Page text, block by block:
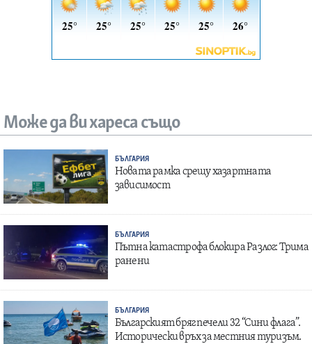
Може да ви хареса също
БЪЛГАРИЯ
Новата рамка срещу хазартната
зависимост
БЪЛГАРИЯ
Пътна катастрофа блокира Разлог: Трима
ранени
БЪЛГАРИЯ
Българският бряг печели 32 “Сини флага”.
Исторически връх за местния туризъм.